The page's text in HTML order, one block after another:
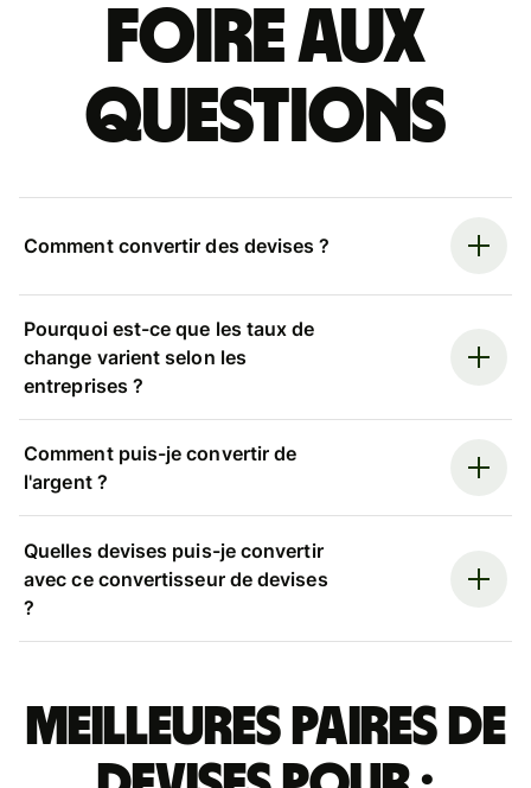
Foire aux
questions
Comment convertir des devises ?
Pourquoi est-ce que les taux de
change varient selon les
entreprises ?
Comment puis-je convertir de
l'argent ?
Quelles devises puis-je convertir
avec ce convertisseur de devises
?
Meilleures paires de